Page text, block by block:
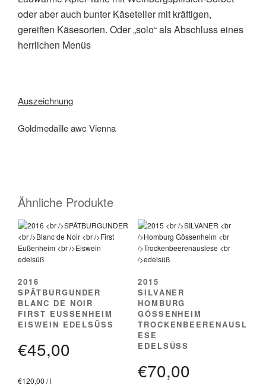
oder aber auch bunter Käseteller mit kräftigen,
gereiften Käsesorten. Oder „solo“ als Abschluss eines
herrlichen Menüs
Auszeichnung
Goldmedaille awc Vienna
Ähnliche Produkte
2016
SPÄTBURGUNDER
BLANC DE NOIR
FIRST EUSSENHEIM
EISWEIN EDELSÜSS
€45,00
€120,00 /l
2015
SILVANER
HOMBURG
GÖSSENHEIM
TROCKENBEERENAUSL
ESE
EDELSÜSS
€70,00